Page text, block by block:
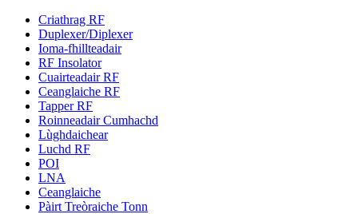
Criathrag RF
Duplexer/Diplexer
Ioma-fhillteadair
RF Insolator
Cuairteadair RF
Ceanglaiche RF
Tapper RF
Roinneadair Cumhachd
Lùghdaichear
Luchd RF
POI
LNA
Ceanglaiche
Pàirt Treòraiche Tonn